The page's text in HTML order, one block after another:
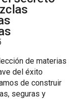
de materias
del éxito
de construir
seguras y